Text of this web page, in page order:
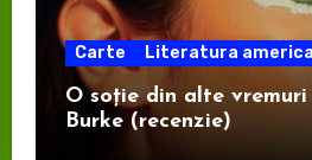
Carte Literatura
O soție din alte vremuri
Burke (recenzie)